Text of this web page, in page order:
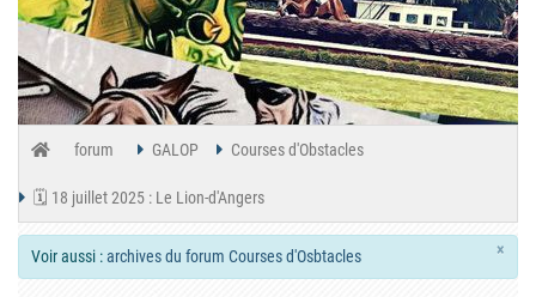
forum GALOP Courses d'Obstacles
🗓️ 18 juillet 2025 : Le Lion-d'Angers
×
Voir aussi :archives du forum Courses d'Osbtacles